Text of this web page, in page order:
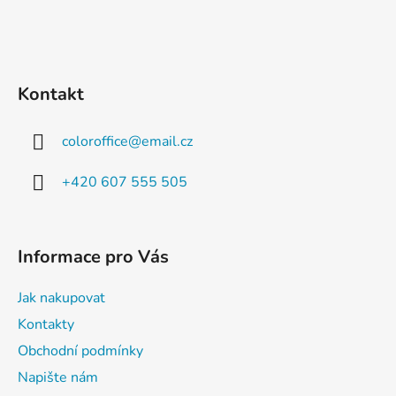
Kontakt
coloroffice@email.cz
+420 607 555 505
Informace pro Vás
Jak nakupovat
Kontakty
Obchodní podmínky
Napište nám